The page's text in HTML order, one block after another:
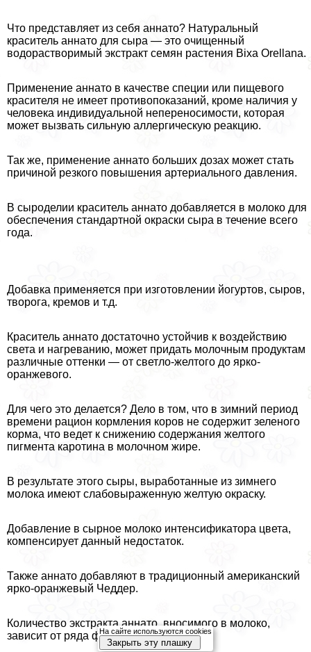
Что представляет из себя аннато? Натуральный
краситель аннато для сыра — это очищенный
водорастворимый экстpaкт семян растения Bixa Orellana.
Применение аннато в качестве специи или пищевого
красителя не имеет противопоказаний, кроме наличия у
человека индивидуальной непереносимости, которая
может вызвать сильную аллергическую реакцию.
Так же, применение аннато больших дозах может стать
причиной резкого повышения артериального давления.
В сыроделии краситель аннато добавляется в молоко для
обеспечения стандартной окраски сыра в течение всего
года.
Добавка применяется при изготовлении йогуртов, сыров,
творога, кремов и т.д.
Краситель аннато достаточно устойчив к воздействию
света и нагреванию, может придать молочным продуктам
различные оттенки — от светло-желтого до ярко-
оранжевого.
Для чего это делается? Дело в том, что в зимний период
времени рацион кормления коров не содержит зеленого
корма, что ведет к снижению содержания желтого
пигмента каротина в молочном жире.
В результате этого сыры, выработанные из зимнего
молока имеют слабовыраженную желтую окраску.
Добавление в сырное молоко интенсификатора цвета,
компенсирует данный недостаток.
Также аннато добавляют в традиционный американский
ярко-оранжевый Чеддер.
Количество экстpaкта аннато, вносимого в молоко,
зависит от ряда факторов. В их числе:
На сайте используются cookies
Закрыть эту плашку